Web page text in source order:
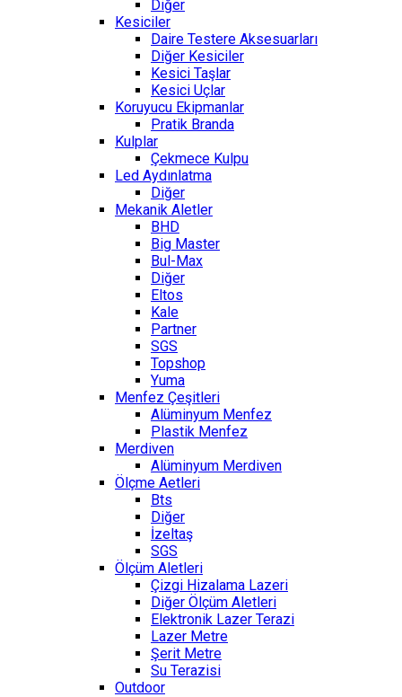
Diğer
Kesiciler
Daire Testere Aksesuarları
Diğer Kesiciler
Kesici Taşlar
Kesici Uçlar
Koruyucu Ekipmanlar
Pratik Branda
Kulplar
Çekmece Kulpu
Led Aydınlatma
Diğer
Mekanik Aletler
BHD
Big Master
Bul-Max
Diğer
Eltos
Kale
Partner
SGS
Topshop
Yuma
Menfez Çeşitleri
Alüminyum Menfez
Plastik Menfez
Merdiven
Alüminyum Merdiven
Ölçme Aetleri
Bts
Diğer
İzeltaş
SGS
Ölçüm Aletleri
Çizgi Hizalama Lazeri
Diğer Ölçüm Aletleri
Elektronik Lazer Terazi
Lazer Metre
Şerit Metre
Su Terazisi
Outdoor